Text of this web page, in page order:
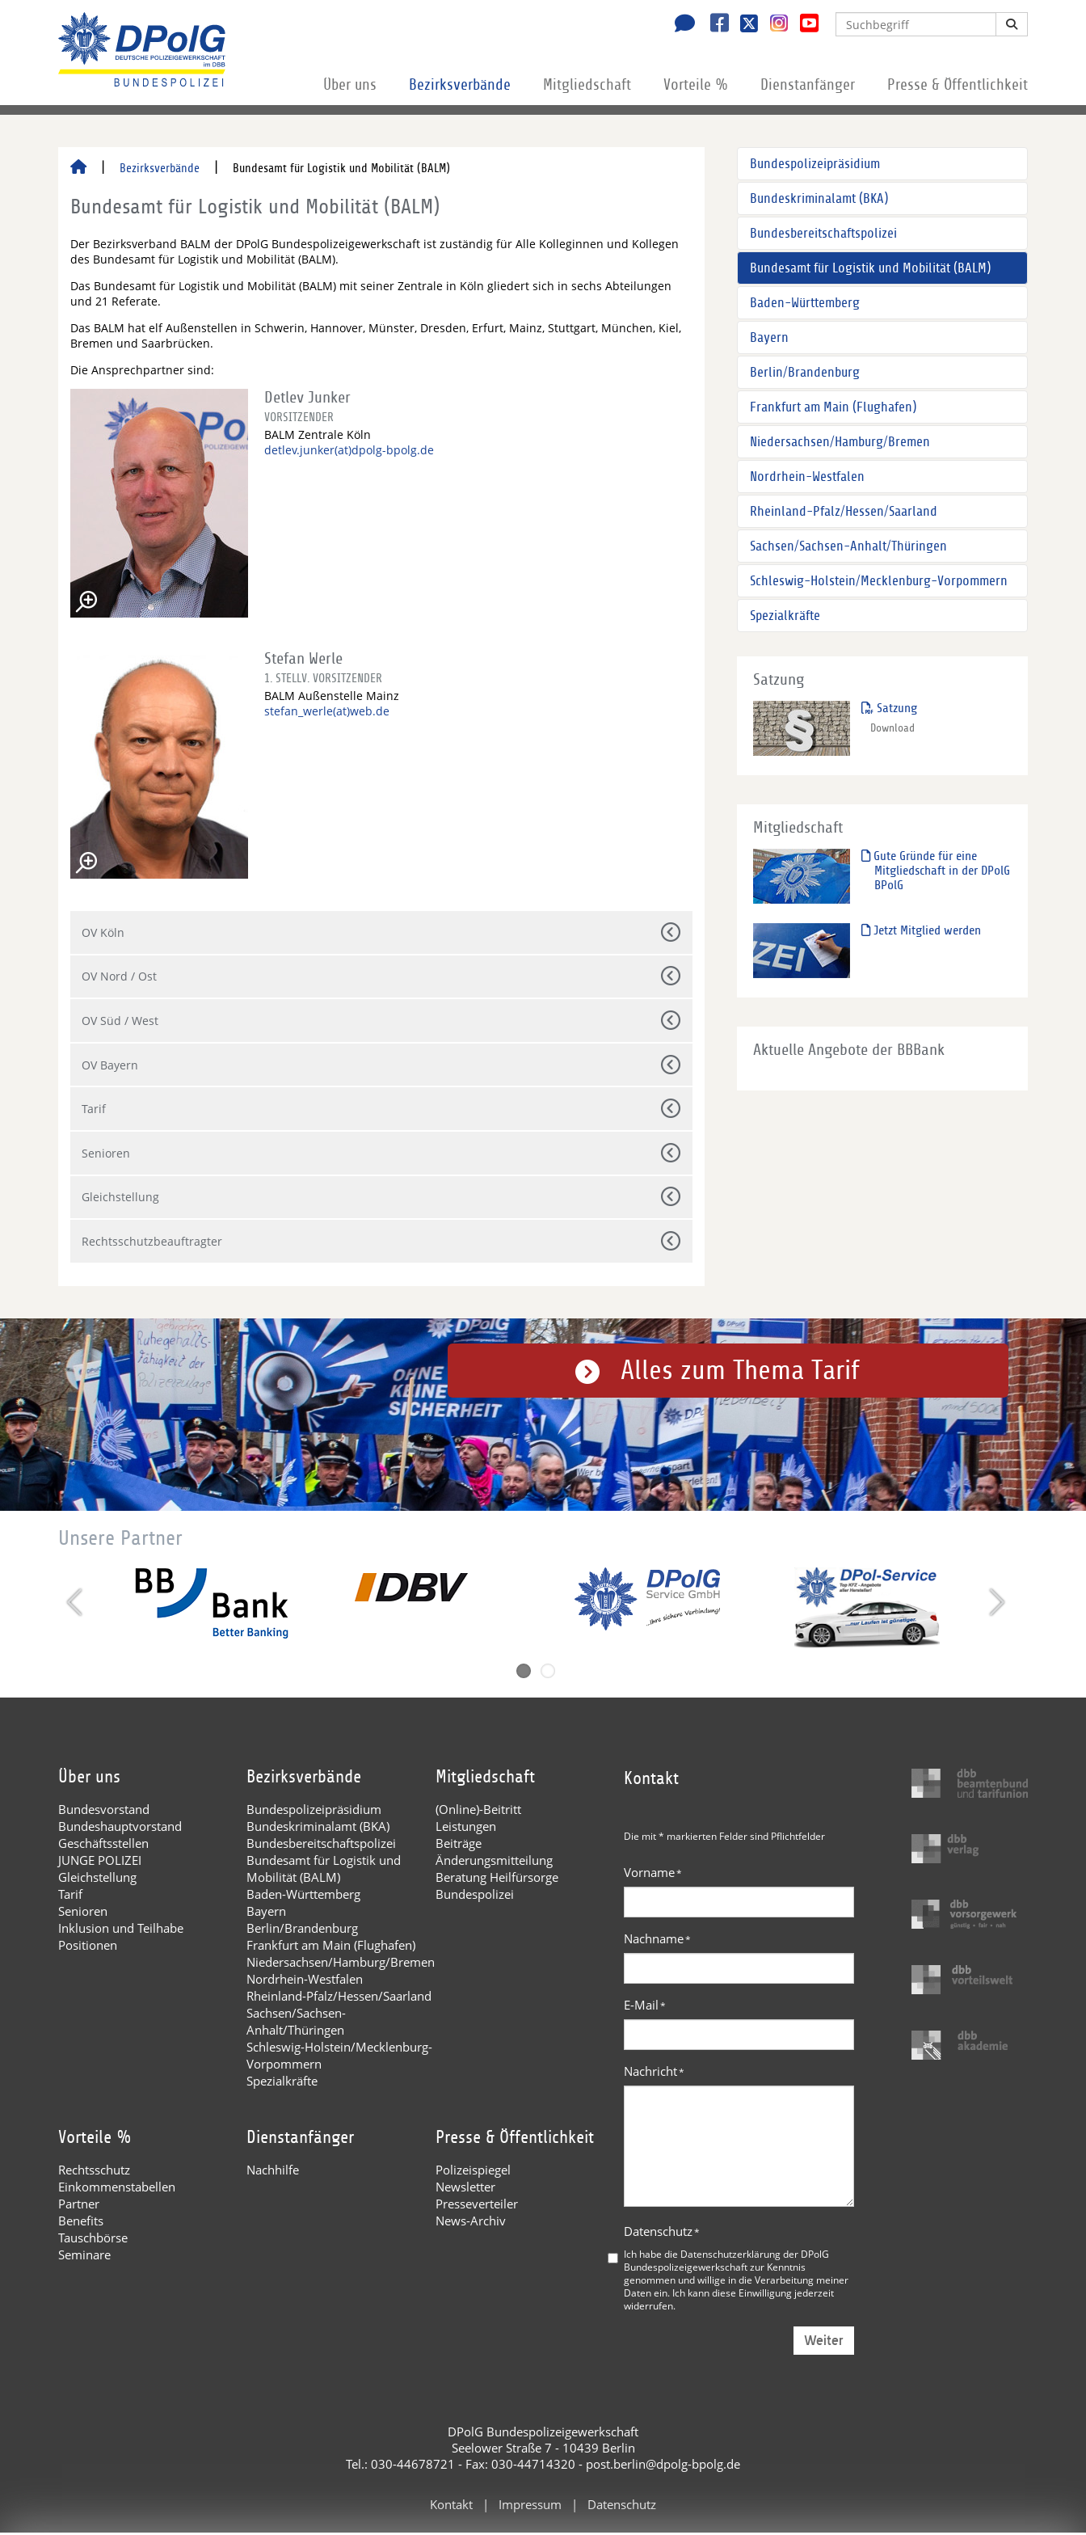
Über uns Bezirksverbände Mitgliedschaft Vorteile % Dienstanfänger Presse & Öffentlichkeit
Bezirksverbände Bundesamt für Logistik und Mobilität (BALM)
Bundesamt für Logistik und Mobilität (BALM)
Der Bezirksverband BALM der DPolG Bundespolizeigewerkschaft ist zuständig für Alle Kolleginnen und Kollegen
des Bundesamt für Logistik und Mobilität (BALM).
Das Bundesamt für Logistik und Mobilität (BALM) mit seiner Zentrale in Köln gliedert sich in sechs Abteilungen
und 21 Referate.
Das BALM hat elf Außenstellen in Schwerin, Hannover, Münster, Dresden, Erfurt, Mainz, Stuttgart, München, Kiel,
Bremen und Saarbrücken.
Die Ansprechpartner sind:
Detlev Junker
VORSITZENDER
BALM Zentrale Köln
detlev.junker(at)dpolg-bpolg.de
Stefan Werle
1. STELLV. VORSITZENDER
BALM Außenstelle Mainz
stefan_werle(at)web.de
OV Köln
OV Nord / Ost
OV Süd / West
OV Bayern
Tarif
Senioren
Gleichstellung
Rechtsschutzbeauftragter
Bundespolizeipräsidium
Bundeskriminalamt (BKA)
Bundesbereitschaftspolizei
Bundesamt für Logistik und Mobilität (BALM)
Baden-Württemberg
Bayern
Berlin/Brandenburg
Frankfurt am Main (Flughafen)
Niedersachsen/Hamburg/Bremen
Nordrhein-Westfalen
Rheinland-Pfalz/Hessen/Saarland
Sachsen/Sachsen-Anhalt/Thüringen
Schleswig-Holstein/Mecklenburg-Vorpommern
Spezialkräfte
Satzung
Satzung
Download
Mitgliedschaft
Gute Gründe für eine
Mitgliedschaft in der DPolG
BPolG
Jetzt Mitglied werden
Aktuelle Angebote der BBBank
Alles zum Thema Tarif
Unsere Partner
Über uns
Bundesvorstand
Bundeshauptvorstand
Geschäftsstellen
JUNGE POLIZEI
Gleichstellung
Tarif
Senioren
Inklusion und Teilhabe
Positionen
Bezirksverbände
Bundespolizeipräsidium
Bundeskriminalamt (BKA)
Bundesbereitschaftspolizei
Bundesamt für Logistik und
Mobilität (BALM)
Baden-Württemberg
Bayern
Berlin/Brandenburg
Frankfurt am Main (Flughafen)
Niedersachsen/Hamburg/Bremen
Nordrhein-Westfalen
Rheinland-Pfalz/Hessen/Saarland
Sachsen/Sachsen-
Anhalt/Thüringen
Schleswig-Holstein/Mecklenburg-
Vorpommern
Spezialkräfte
Mitgliedschaft
(Online)-Beitritt
Leistungen
Beiträge
Änderungsmitteilung
Beratung Heilfürsorge
Bundespolizei
Vorteile %
Rechtsschutz
Einkommenstabellen
Partner
Benefits
Tauschbörse
Seminare
Dienstanfänger
Nachhilfe
Presse & Öffentlichkeit
Polizeispiegel
Newsletter
Presseverteiler
News-Archiv
Kontakt
Die mit * markierten Felder sind Pflichtfelder
Vorname*
Nachname*
E-Mail*
Nachricht*
Datenschutz*
Ich habe die Datenschutzerklärung der DPolG
Bundespolizeigewerkschaftzur Kenntnis
genommen und willige in die Verarbeitung meiner
Daten ein. Ich kann diese Einwilligung jederzeit
widerrufen.
Weiter
DPolG Bundespolizeigewerkschaft
Seelower Straße 7 - 10439 Berlin
Tel.: 030-44678721 - Fax: 030-44714320 - post.berlin@dpolg-bpolg.de
Kontakt Impressum Datenschutz